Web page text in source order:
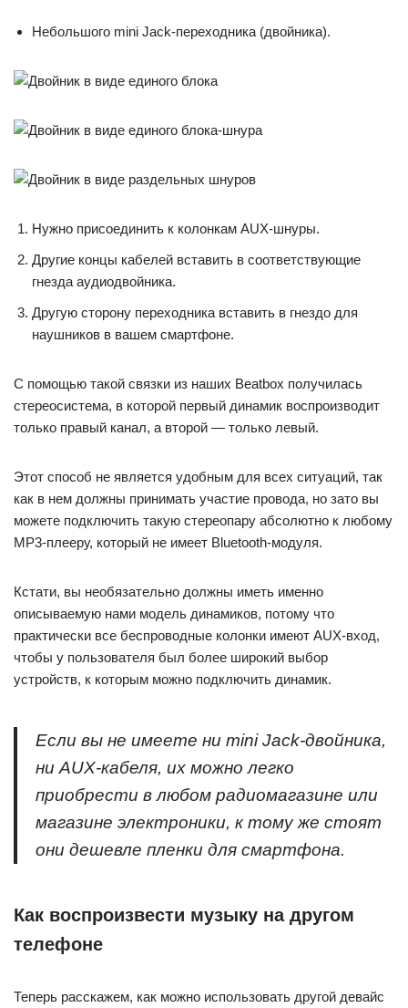
Небольшого mini Jack-переходника (двойника).
Нужно присоединить к колонкам AUX-шнуры.
Другие концы кабелей вставить в соответствующие
гнезда аудиодвойника.
Другую сторону переходника вставить в гнездо для
наушников в вашем смартфоне.
С помощью такой связки из наших Beatbox получилась
стереосистема, в которой первый динамик воспроизводит
только правый канал, а второй — только левый.
Этот способ не является удобным для всех ситуаций, так
как в нем должны принимать участие провода, но зато вы
можете подключить такую стереопару абсолютно к любому
MP3-плееру, который не имеет Bluetooth-модуля.
Кстати, вы необязательно должны иметь именно
описываемую нами модель динамиков, потому что
практически все беспроводные колонки имеют AUX-вход,
чтобы у пользователя был более широкий выбор
устройств, к которым можно подключить динамик.
Если вы не имеете ни mini Jack-двойника,
ни AUX-кабеля, их можно легко
приобрести в любом радиомагазине или
магазине электроники, к тому же стоят
они дешевле пленки для смартфона.
Как воспроизвести музыку на другом
телефоне
Теперь расскажем, как можно использовать другой девайс